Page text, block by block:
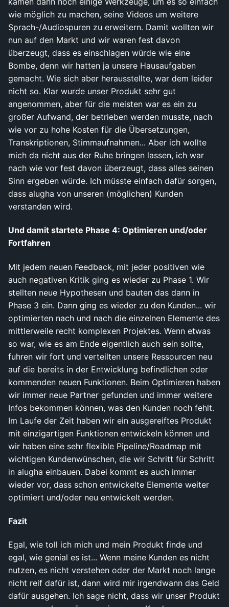
wie möglich zu machen, seine Videos um weitere
Sprach-/Audiospuren zu erweitern. Damit wollten wir
nun auf den Markt und wir waren fest davon
überzeugt, dass es einschlagen würde wie eine
Bombe, denn wir hatten ja unsere Hausaufgaben
gemacht. Wie sich aber herausstellte, war dem leider
nicht so. Klar wurde unser Produkt sehr gut
angenommen, aber für die meisten war es ein zu
großer Aufwand, der betrieben werden musste, nach
wie vor zu hohe Kosten für die Übersetzungen,
Transkriptionen, Stimmaufnahmen... Aber ich wollte
mich da nicht aus der Ruhe bringen lassen, ich war
nach wie vor fest davon überzeugt, dass alles seinen
Sinn ergeben würde. Ich müsste einfach dafür sorgen,
dass alugha von unseren (möglichen) Kunden
verstanden wird.
Und damit startete Phase 4: Optimieren und/oder
Fortfahren
Mit jedem neuen Feedback, mit jeder positiven wie
auch negativen Kritik ging es wieder zu Phase 1. Wir
stellten neue Hypothesen und bauten das dann in
Phase 3 ein. Dann ging es wieder zu den Kunden... wir
optimierten nach und nach die einzelnen Elemente des
mittlerweile recht komplexen Projektes. Wenn etwas
so war, wie es am Ende eigentlich auch sein sollte,
fuhren wir fort und verteilten unsere Ressourcen neu
auf die bereits in der Entwicklung befindlichen oder
kommenden neuen Funktionen. Beim Optimieren haben
wir immer neue Partner gefunden und immer weitere
Infos bekommen können, was den Kunden noch fehlt.
Im Laufe der Zeit haben wir ein ausgereiftes Produkt
mit einzigartigen Funktionen entwickeln können und
wir haben eine sehr flexible Pipeline/Roadmap mit
wichtigen Kundenwünschen, die wir Schritt für Schritt
in alugha einbauen. Dabei kommt es auch immer
wieder vor, dass schon entwickelte Elemente weiter
optimiert und/oder neu entwickelt werden.
Fazit
Egal, wie toll ich mich und mein Produkt finde und
egal, wie genial es ist... Wenn meine Kunden es nicht
nutzen, es nicht verstehen oder der Markt noch lange
nicht reif dafür ist, dann wird mir irgendwann das Geld
dafür ausgehen. Ich sage nicht, dass wir unser Produkt